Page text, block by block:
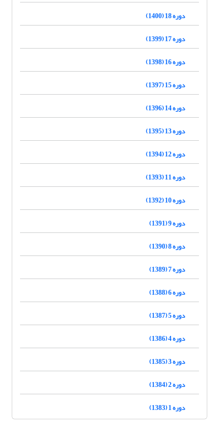
دوره 18 (1400)
دوره 17 (1399)
دوره 16 (1398)
دوره 15 (1397)
دوره 14 (1396)
دوره 13 (1395)
دوره 12 (1394)
دوره 11 (1393)
دوره 10 (1392)
دوره 9 (1391)
دوره 8 (1390)
دوره 7 (1389)
دوره 6 (1388)
دوره 5 (1387)
دوره 4 (1386)
دوره 3 (1385)
دوره 2 (1384)
دوره 1 (1383)